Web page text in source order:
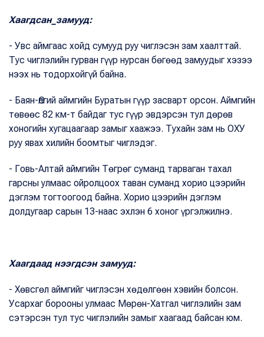
Хаагдсан_замууд:
- Увс аймгаас хойд сумууд руу чиглэсэн зам хаалттай.
Тус чиглэлийн гурван гүүр нурсан бөгөөд замуудыг хэзээ
нээх нь тодорхойгүй байна.
- Баян-Өлгий аймгийн Буратын гүүр засварт орсон. Аймгийн
төвөөс 82 км-т байдаг тус гүүр эвдэрсэн тул дөрөв
хоногийн хугацаагаар замыг хаажээ. Тухайн зам нь ОХУ
руу явах хилийн боомтыг чиглэдэг.
- Говь-Алтай аймгийн Төгрөг суманд тарваган тахал
гарсны улмаас ойролцоох таван суманд хорио цээрийн
дэглэм тогтоогоод байна. Хорио цээрийн дэглэм
долдугаар сарын 13-наас эхлэн 6 хоног үргэлжилнэ.
Хаагдаад нээгдсэн замууд:
- Хөвсгөл аймгийг чиглэсэн хөдөлгөөн хэвийн болсон.
Усархаг борооны улмаас Мөрөн-Хатгал чиглэлийн зам
сэтэрсэн тул тус чиглэлийн замыг хаагаад байсан юм.